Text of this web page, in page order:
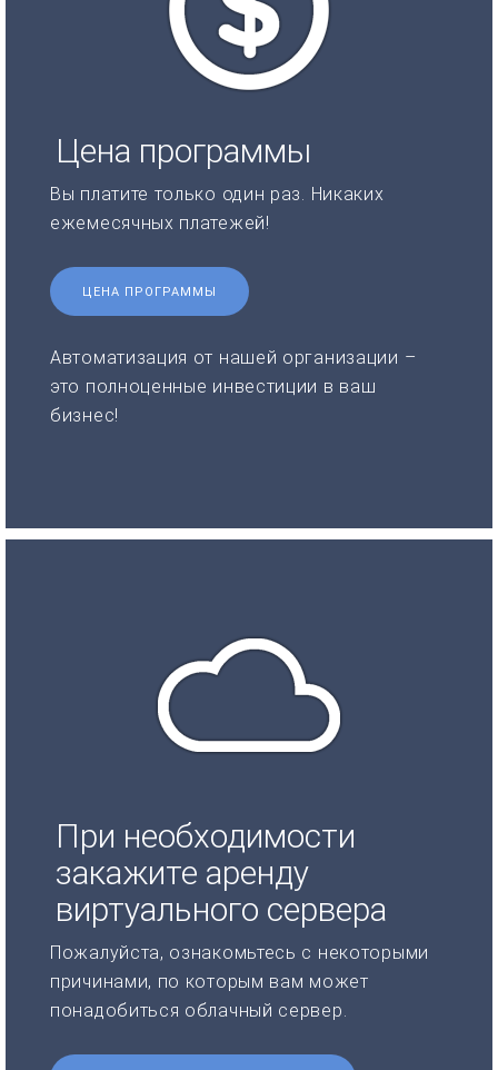
Цена программы
Вы платите только один раз. Никаких
ежемесячных платежей!
ЦЕНА ПРОГРАММЫ
Автоматизация от нашей организации –
это полноценные инвестиции в ваш
бизнес!
При необходимости
закажите аренду
виртуального сервера
Пожалуйста, ознакомьтесь с некоторыми
причинами, по которым вам может
понадобиться облачный сервер.